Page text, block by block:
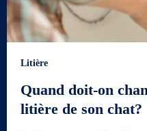
Litière
Quand doit-on
litière de son chat?